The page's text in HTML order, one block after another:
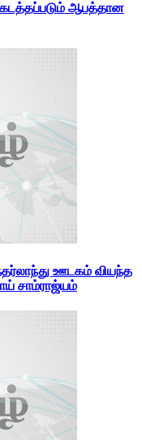
ஆபத்தான
ஊடகம் வியந்த
சாம்ராஜ்யம்